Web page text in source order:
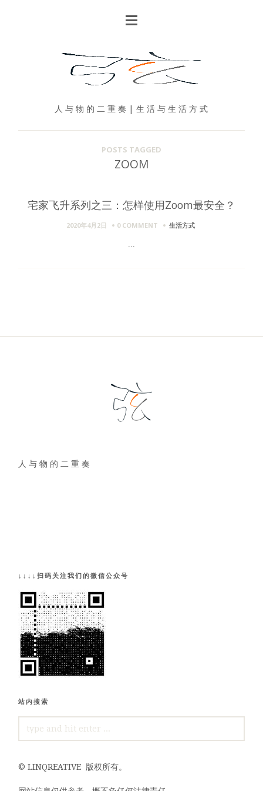
人 与 物 的 二 重 奏 | 生 活 与 生 活 方 式
POSTS TAGGED
ZOOM
宅家飞升系列之三：怎样使用Zoom最安全？
2020年4月2日 0 COMMENT 生活方式
...
人 与 物 的 二 重 奏
↓↓↓↓扫码关注我们的微信公众号
站内搜索
FOR:
©LINQREATIVE 版权所有。